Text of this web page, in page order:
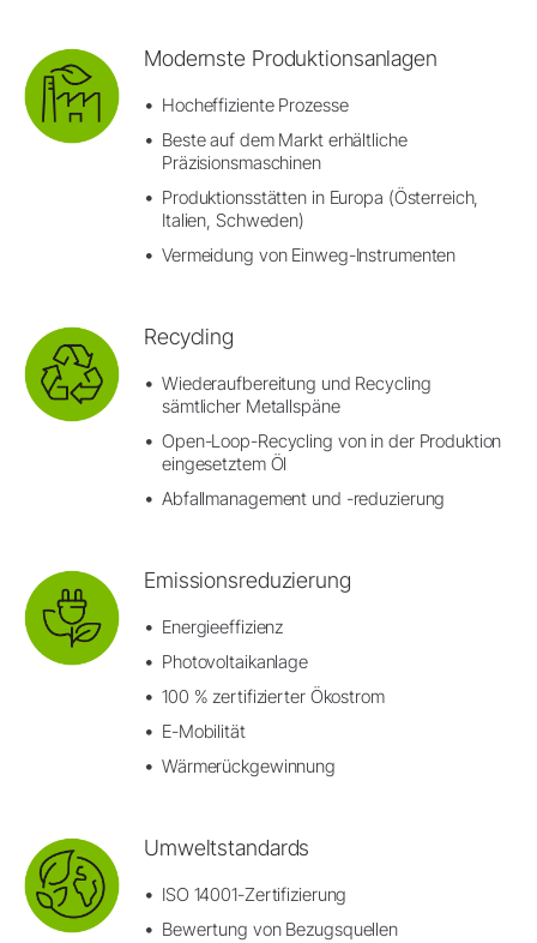
Modernste Produktionsanlagen
Hocheffiziente Prozesse
Beste auf dem Markt erhältliche
Präzisionsmaschinen
Produktionsstätten in Europa (Österreich,
Italien, Schweden)
Vermeidung von Einweg-Instrumenten
Recycling
Wiederaufbereitung und Recycling
sämtlicher Metallspäne
Open-Loop-Recycling von in der Produktion
eingesetztem Öl
Abfallmanagement und -reduzierung
Emissionsreduzierung
Energieeffizienz
Photovoltaikanlage
100 % zertifizierter Ökostrom
E-Mobilität
Wärmerückgewinnung
Umweltstandards
ISO 14001-Zertifizierung
Bewertung von Bezugsquellen